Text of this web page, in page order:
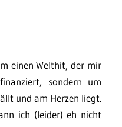
einen Welthit, der mir
sondern um
und am Herzen liegt.
ich (leider) eh nicht